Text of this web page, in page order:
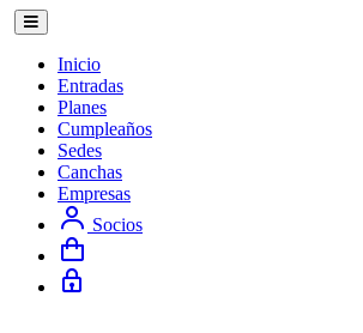
Inicio
Entradas
Planes
Cumpleaños
Sedes
Canchas
Empresas
Socios